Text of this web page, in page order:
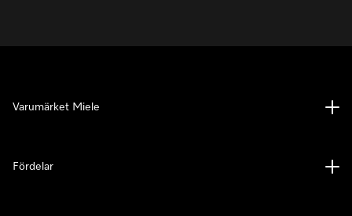
Varumärket Miele
Fördelar